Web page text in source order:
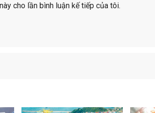
cho lần bình luận kế tiếp của tôi.